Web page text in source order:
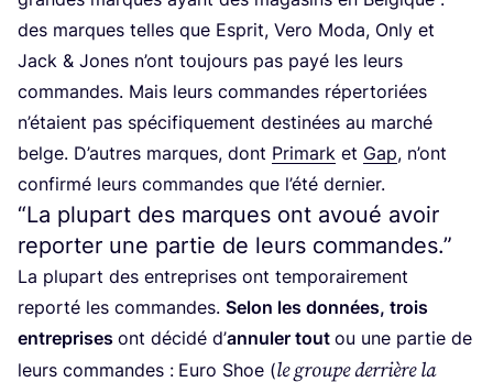
des marques telles que Esprit, Vero Moda, Only et
Jack & Jones n’ont tou­jours pas payé les leurs
com­mandes. Mais leurs com­mandes réper­to­riées
n’é­taient pas spé­ci­fi­que­ment des­ti­nées au mar­ché
belge. D’autres marques, dont Pri­mark et Gap, n’ont
confir­mé leurs com­mandes que l’é­té dernier.
“La plupart des marques ont avoué avoir
reporter une partie de leurs commandes.”
La plu­part des entre­prises ont tem­po­rai­re­ment
repor­té les com­mandes. Selon les don­nées, trois
entre­prises ont déci­dé d’annu­ler tout ou une par­tie de
leurs com­mandes : Euro Shoe (le groupe der­rière la